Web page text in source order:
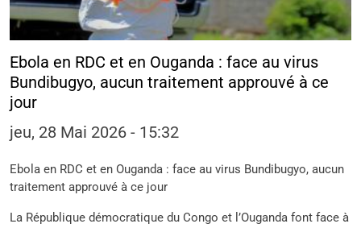
Ebola en RDC et en Ouganda : face au virus
Bundibugyo, aucun traitement approuvé à ce
jour
jeu, 28 Mai 2026 - 15:32
Ebola en RDC et en Ouganda : face au virus Bundibugyo, aucun
traitement approuvé à ce jour
La République démocratique du Congo et l’Ouganda font face à